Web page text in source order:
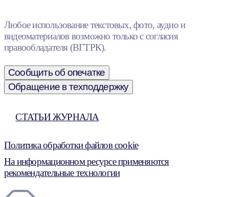
Любое использование текстовых, фото, аудио и
видеоматериалов возможно только с согласия
правообладателя (ВГТРК).
Сообщить об опечатке
Обращение в техподдержку
СТАТЬИ ЖУРНАЛА
Политика обработки файлов cookie
На информационном ресурсе применяются
рекомендательные технологии